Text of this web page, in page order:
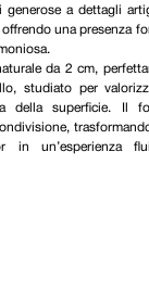
generose a dettagli
una presenza
da 2 cm,
studiato per
della superficie. Il
in un’esperienza